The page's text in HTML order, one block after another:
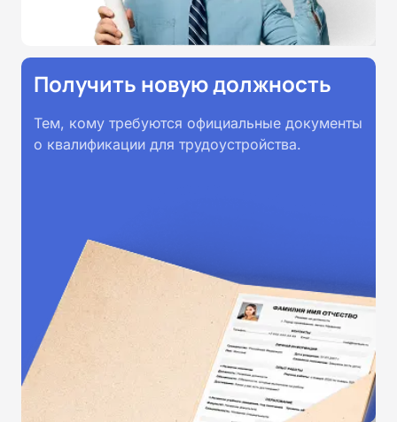
Получить новую должность
Тем, кому требуются официальные документы
о квалификации для трудоустройства.